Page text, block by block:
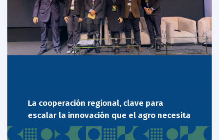
La cooperación regional, clave para
escalar la innovación que el agro necesita